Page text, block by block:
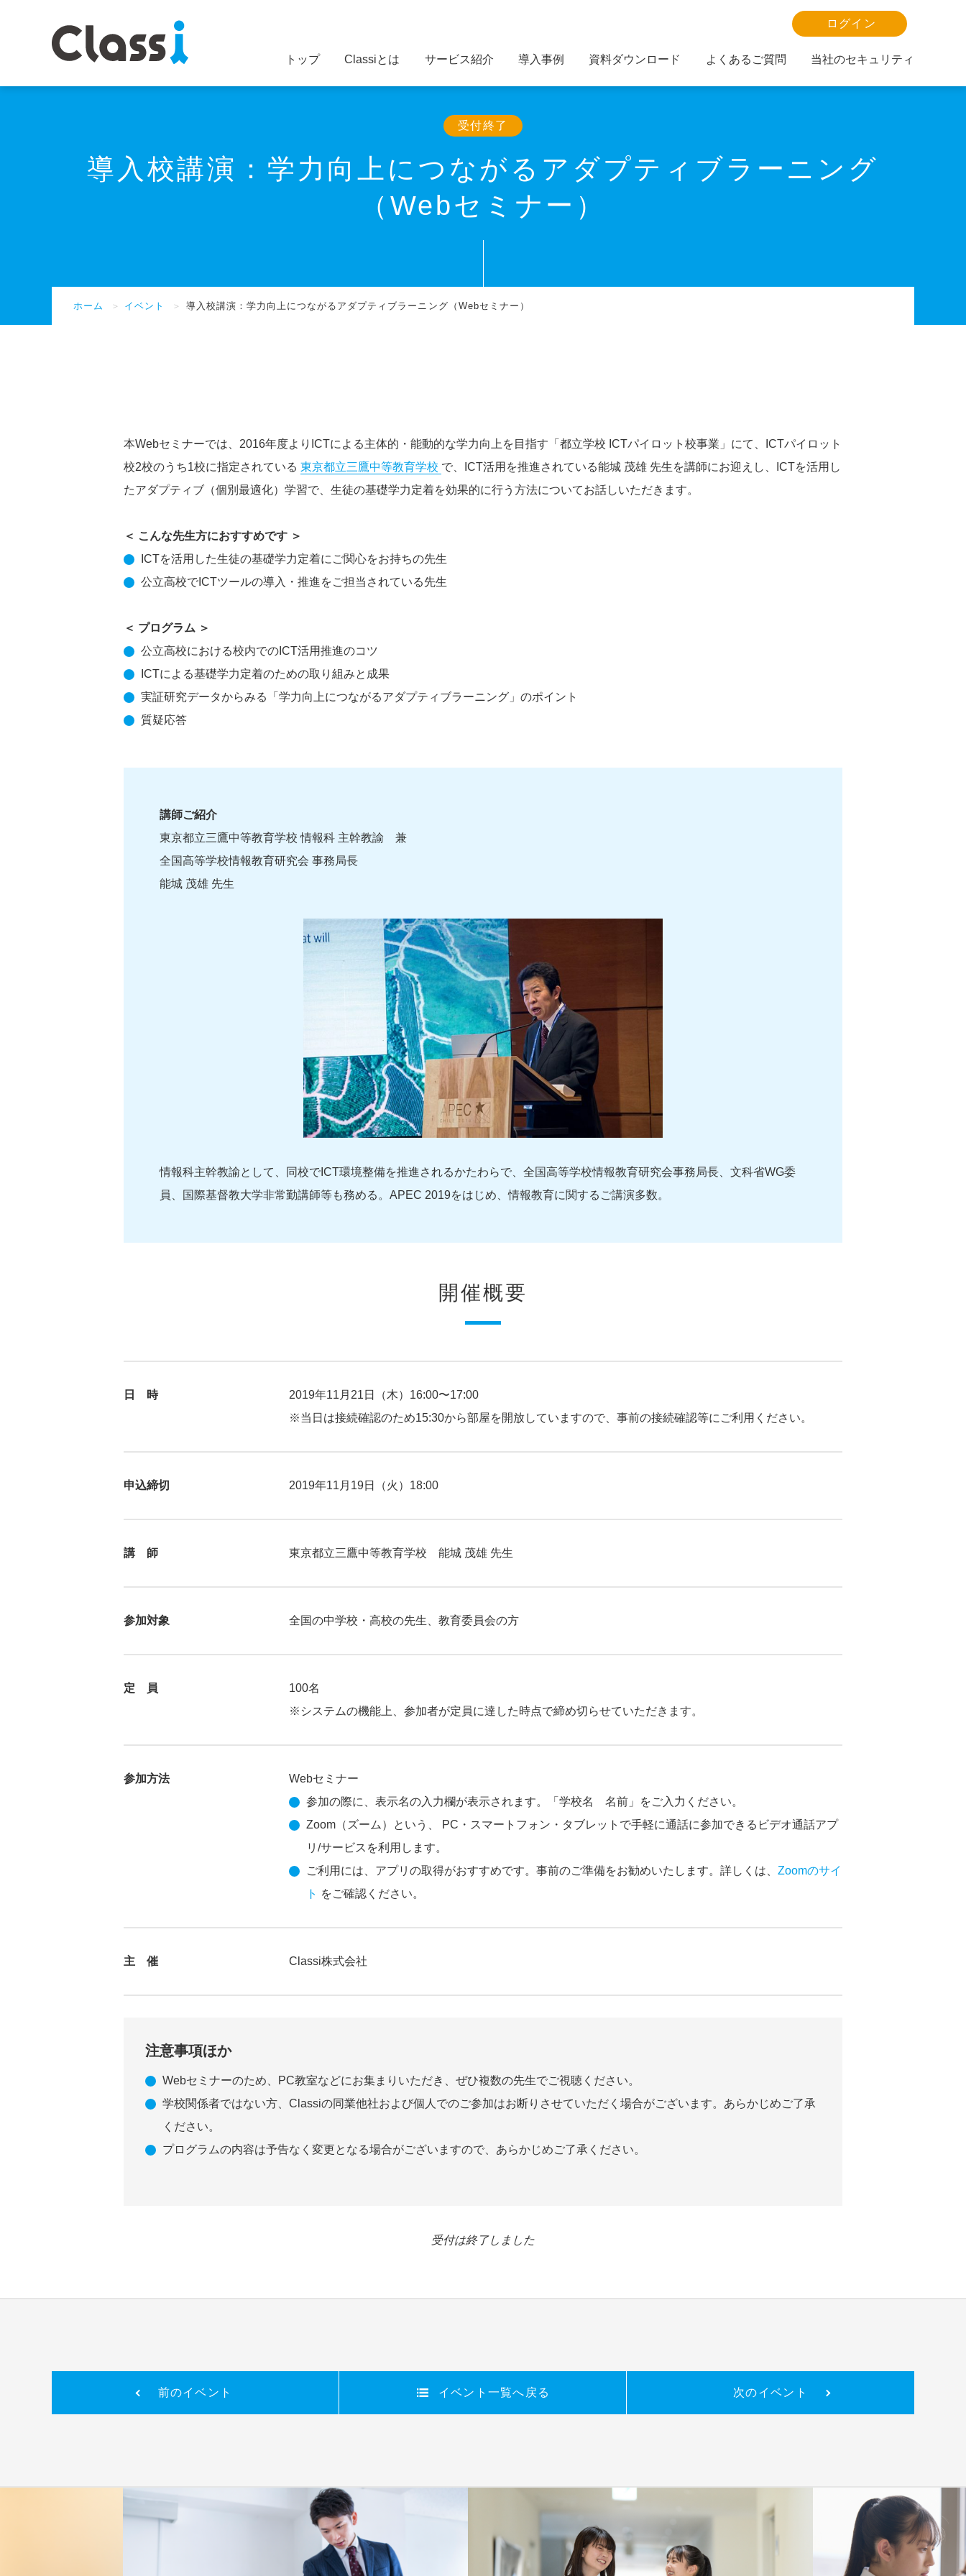
ログイン
トップ Classiとは サービス紹介 導入事例 資料ダウンロード よくあるご質問 当社のセキュリティ
受付終了
導入校講演：学力向上につながるアダプティブラーニング
（Webセミナー）
ホーム ＞ イベント ＞ 導入校講演：学力向上につながるアダプティブラーニング（Webセミナー）
本Webセミナーでは、2016年度よりICTによる主体的・能動的な学力向上を目指す「都立学校 ICTパイロット校事業」にて、ICTパイロット
校2校のうち1校に指定されている 東京都立三鷹中等教育学校 で、ICT活用を推進されている能城 茂雄 先生を講師にお迎えし、ICTを活用し
たアダプティブ（個別最適化）学習で、生徒の基礎学力定着を効果的に行う方法についてお話しいただきます。
＜ こんな先生方におすすめです ＞
ICTを活用した生徒の基礎学力定着にご関心をお持ちの先生
公立高校でICTツールの導入・推進をご担当されている先生
＜ プログラム ＞
公立高校における校内でのICT活用推進のコツ
ICTによる基礎学力定着のための取り組みと成果
実証研究データからみる「学力向上につながるアダプティブラーニング」のポイント
質疑応答
講師ご紹介
東京都立三鷹中等教育学校 情報科 主幹教諭 兼
全国高等学校情報教育研究会 事務局長
能城 茂雄 先生
情報科主幹教諭として、同校でICT環境整備を推進されるかたわらで、全国高等学校情報教育研究会事務局長、文科省WG委
員、国際基督教大学非常勤講師等も務める。APEC 2019をはじめ、情報教育に関するご講演多数。
開催概要
日 時
2019年11月21日（木）16:00〜17:00
※当日は接続確認のため15:30から部屋を開放していますので、事前の接続確認等にご利用ください。
申込締切 2019年11月19日（火）18:00
講 師 東京都立三鷹中等教育学校 能城 茂雄 先生
参加対象 全国の中学校・高校の先生、教育委員会の方
定 員
100名
※システムの機能上、参加者が定員に達した時点で締め切らせていただきます。
参加方法
Webセミナー
参加の際に、表示名の入力欄が表示されます。「学校名 名前」をご入力ください。
Zoom（ズーム）という、 PC・スマートフォン・タブレットで手軽に通話に参加できるビデオ通話アプ
リ/サービスを利用します。
ご利用には、アプリの取得がおすすめです。事前のご準備をお勧めいたします。詳しくは、 Zoomのサイ
ト をご確認ください。
主 催 Classi株式会社
注意事項ほか
Webセミナーのため、PC教室などにお集まりいただき、ぜひ複数の先生でご視聴ください。
学校関係者ではない方、Classiの同業他社および個人でのご参加はお断りさせていただく場合がございます。あらかじめご了承
ください。
プログラムの内容は予告なく変更となる場合がございますので、あらかじめご了承ください。
受付は終了しました
前のイベント イベント 一覧へ戻る 次のイベント